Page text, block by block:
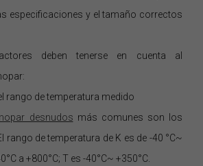
especificaciones y el tamaño correctos
deben tenerse en cuenta al
rango de temperatura medido
desnudos más comunes son los
rango de temperatura de K es de -40 °C~
a +800°C; T es -40°C~ +350°C.